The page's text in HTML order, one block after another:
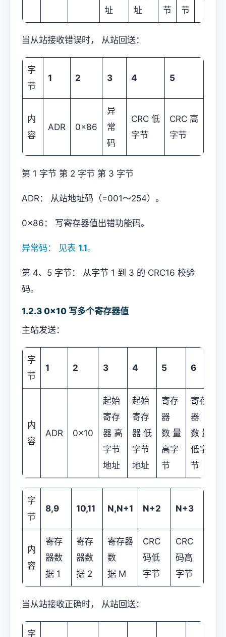
址
址
节
节
当从站接收错误时， 从站回送：
字
节
1 2 3 4 5
内
容
ADR 0x86
异
常
码
CRC 低
字节
CRC 高
字节
第 1 字节 第 2 字节 第 3 字节
ADR： 从站地址码（=001～254）。
0x86： 写寄存器值出错功能码。
异常码： 见表 1.1。
第 4、5 字节： 从字节 1 到 3 的 CRC16 校验
码。
1.2.3 0x10 写多个寄存器值
主站发送：
字
节
1 2 3 4 5 6
内
容
ADR 0x10
起始
寄存
器 高
字节
地址
起始
寄存
器 低
字节
地址
寄存
器
数 量
高字
节
寄存
器
数 量
低字
节
字
节
8,9 10,11 N,N+1 N+2 N+3
内
容
寄存
器数
据 1
寄存
器数
据 2
寄存器
数
据 M
CRC
码低
字节
CRC
码高
字节
当从站接收正确时， 从站回送：
字